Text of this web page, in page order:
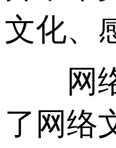
文化、
网络
了网络